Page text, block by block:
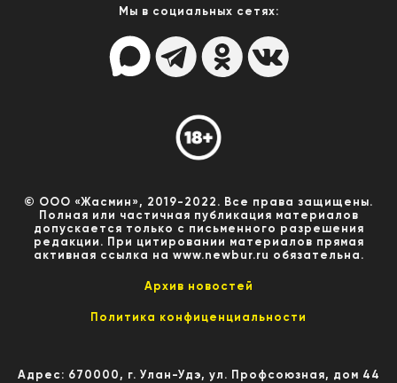
Мы в социальных сетях:
© ООО «Жасмин», 2019-2022. Все права защищены.
Полная или частичная публикация материалов
допускается только с письменного разрешения
редакции. При цитировании материалов прямая
активная ссылка на www.newbur.ru обязательна.
Архив новостей
Политика конфиценциальности
Адрес: 670000, г. Улан-Удэ, ул. Профсоюзная, дом 44